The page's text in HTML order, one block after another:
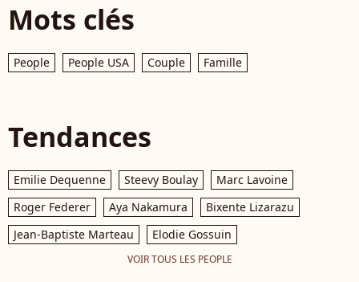
Mots clés
People People USA Couple Famille
Tendances
Emilie Dequenne Steevy Boulay
Marc Lavoine
Roger Federer
Aya Nakamura
Bixente Lizarazu
Jean-Baptiste Marteau
Elodie Gossuin
VOIR TOUS LES PEOPLE